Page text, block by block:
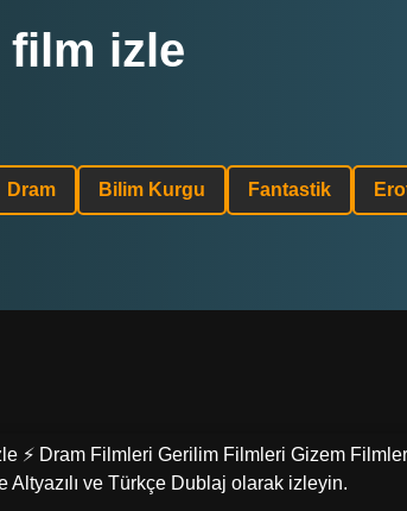
film izle
Dram Bilim Kurgu Fantastik
⚡ Dram Filmleri Gerilim Filmleri Gizem
ve Türkçe Dublaj olarak izleyin.